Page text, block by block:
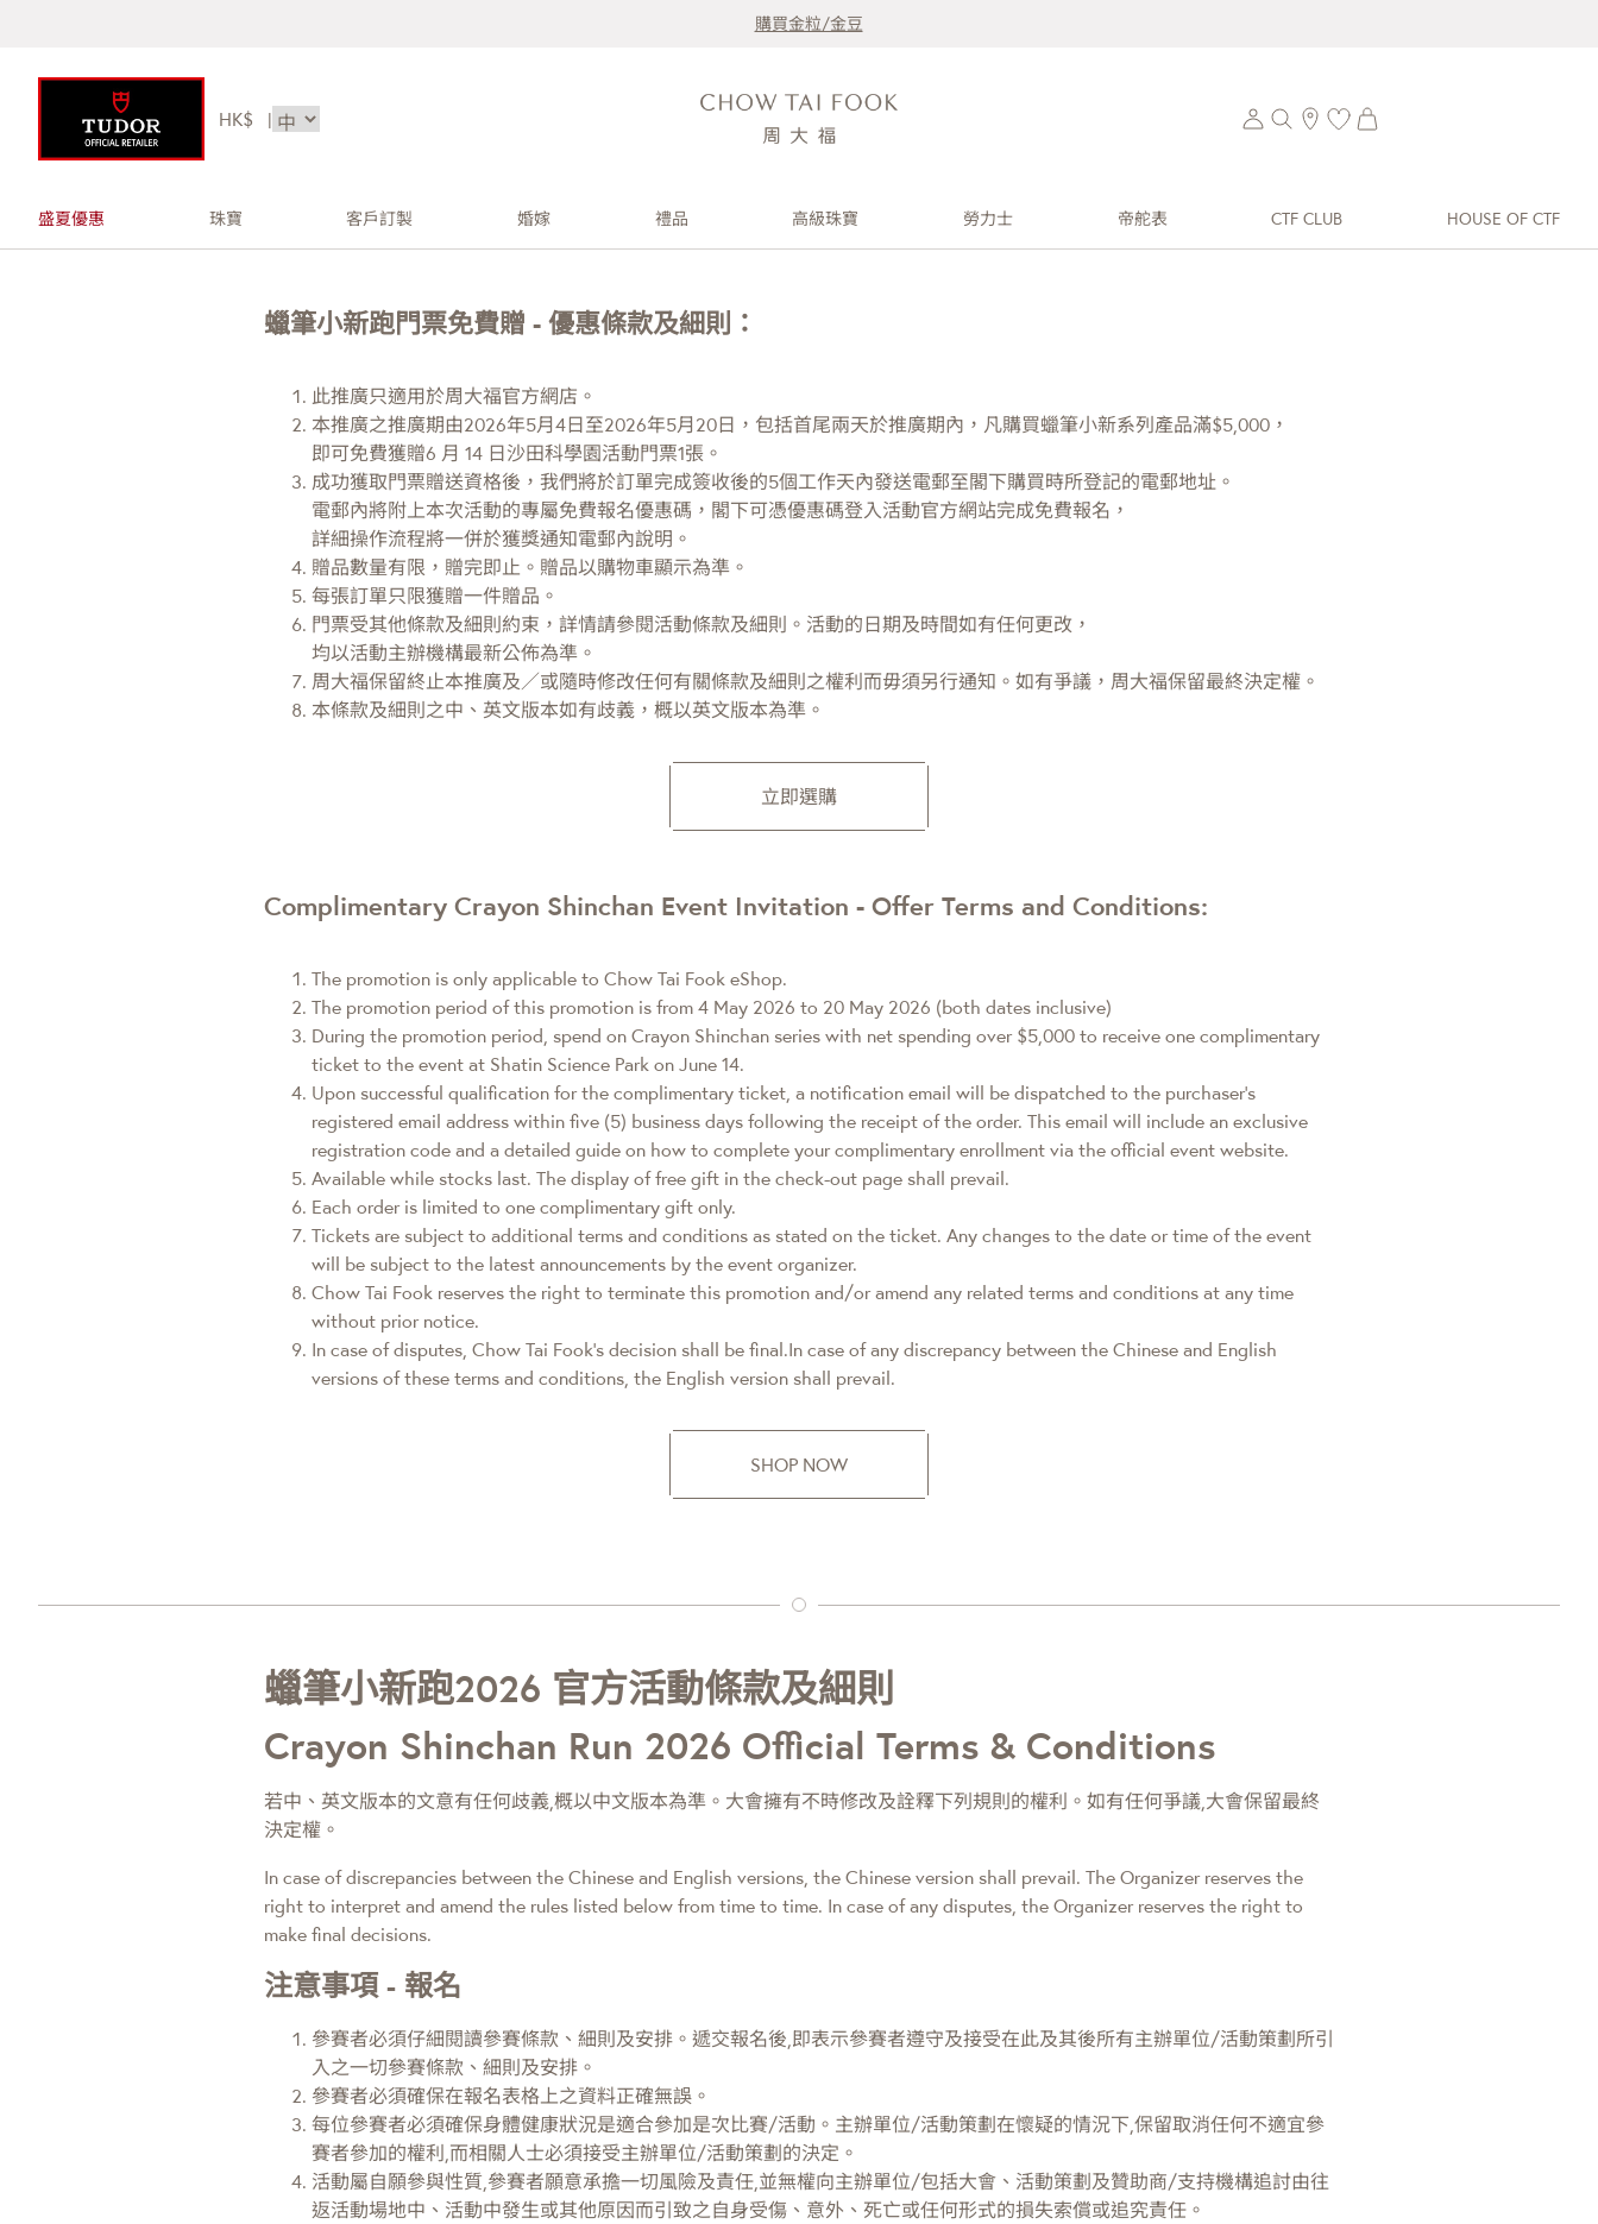
購買金粒/金豆
HK$ |
盛夏優惠 珠寶 客戶訂製 婚嫁 禮品 高級珠寶 勞力士 帝舵表 CTF CLUB HOUSE OF CTF
蠟筆小新跑門票免費贈 - 優惠條款及細則：
此推廣只適用於周大福官方網店。
本推廣之推廣期由2026年5月4日至2026年5月20日，包括首尾兩天於推廣期內，凡購買蠟筆小新系列產品滿$5,000，
即可免費獲贈6 月 14 日沙田科學園活動門票1張。
成功獲取門票贈送資格後，我們將於訂單完成簽收後的5個工作天內發送電郵至閣下購買時所登記的電郵地址。
電郵內將附上本次活動的專屬免費報名優惠碼，閣下可憑優惠碼登入活動官方網站完成免費報名，
詳細操作流程將一併於獲獎通知電郵內說明。
贈品數量有限，贈完即止。贈品以購物車顯示為準。
每張訂單只限獲贈一件贈品。
門票受其他條款及細則約束，詳情請參閱活動條款及細則。活動的日期及時間如有任何更改，
均以活動主辦機構最新公佈為準。
周大福保留終止本推廣及／或隨時修改任何有關條款及細則之權利而毋須另行通知。如有爭議，周大福保留最終決定權。
本條款及細則之中、英文版本如有歧義，概以英文版本為準。
立即選購
Complimentary Crayon Shinchan Event Invitation - Offer Terms and Conditions:
The promotion is only applicable to Chow Tai Fook eShop.
The promotion period of this promotion is from 4 May 2026 to 20 May 2026 (both dates inclusive)
During the promotion period, spend on Crayon Shinchan series with net spending over $5,000 to receive one complimentary
ticket to the event at Shatin Science Park on June 14.
Upon successful qualification for the complimentary ticket, a notification email will be dispatched to the purchaser's
registered email address within five (5) business days following the receipt of the order. This email will include an exclusive
registration code and a detailed guide on how to complete your complimentary enrollment via the official event website.
Available while stocks last. The display of free gift in the check-out page shall prevail.
Each order is limited to one complimentary gift only.
Tickets are subject to additional terms and conditions as stated on the ticket. Any changes to the date or time of the event
will be subject to the latest announcements by the event organizer.
Chow Tai Fook reserves the right to terminate this promotion and/or amend any related terms and conditions at any time
without prior notice.
In case of disputes, Chow Tai Fook’s decision shall be final.In case of any discrepancy between the Chinese and English
versions of these terms and conditions, the English version shall prevail.
SHOP NOW
蠟筆小新跑2026 官方活動條款及細則
Crayon Shinchan Run 2026 Official Terms & Conditions
若中、英文版本的文意有任何歧義,概以中文版本為準。大會擁有不時修改及詮釋下列規則的權利。如有任何爭議,大會保留最終
決定權。
In case of discrepancies between the Chinese and English versions, the Chinese version shall prevail. The Organizer reserves the
right to interpret and amend the rules listed below from time to time. In case of any disputes, the Organizer reserves the right to
make final decisions.
注意事項 - 報名
參賽者必須仔細閱讀參賽條款、細則及安排。遞交報名後,即表示參賽者遵守及接受在此及其後所有主辦單位/活動策劃所引
入之一切參賽條款、細則及安排。
參賽者必須確保在報名表格上之資料正確無誤。
每位參賽者必須確保身體健康狀況是適合參加是次比賽/活動。主辦單位/活動策劃在懷疑的情況下,保留取消任何不適宜參
賽者參加的權利,而相關人士必須接受主辦單位/活動策劃的決定。
活動屬自願參與性質,參賽者願意承擔一切風險及責任,並無權向主辦單位/包括大會、活動策劃及贊助商/支持機構追討由往
返活動場地中、活動中發生或其他原因而引致之自身受傷、意外、死亡或任何形式的損失索償或追究責任。